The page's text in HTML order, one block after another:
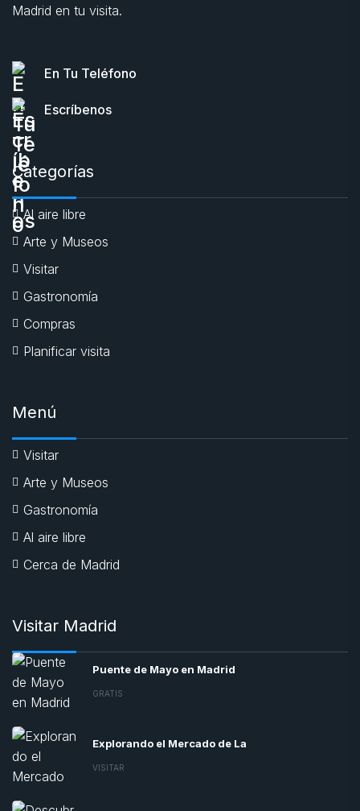
Madrid en tu visita.
En Tu Teléfono
Escríbenos
Categorías
Al aire libre
Arte y Museos
Visitar
Gastronomía
Compras
Planificar visita
Menú
Visitar
Arte y Museos
Gastronomía
Al aire libre
Cerca de Madrid
Visitar Madrid
Puente de Mayo en Madrid
GRATIS
Explorando el Mercado de La
VISITAR